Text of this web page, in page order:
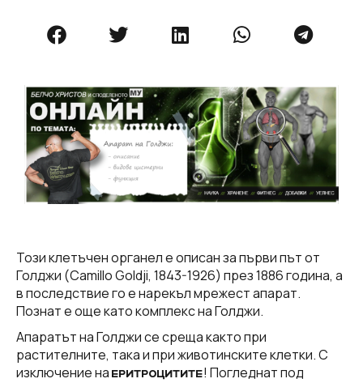
Този клетъчен органел е описан за първи път от
Голджи (Camillo Goldji, 1843-1926) през 1886 година, а
в последствие го е нарекъл мрежест апарат.
Познат е още като комплекс на Голджи.
Апаратът на Голджи се среща както при
растителните, така и при животинските клетки. С
изключение на ЕРИТРОЦИТИТЕ! Погледнат под